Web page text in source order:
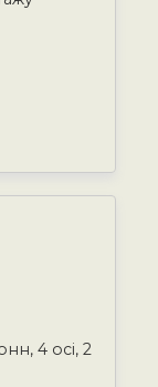
4 осі, 2